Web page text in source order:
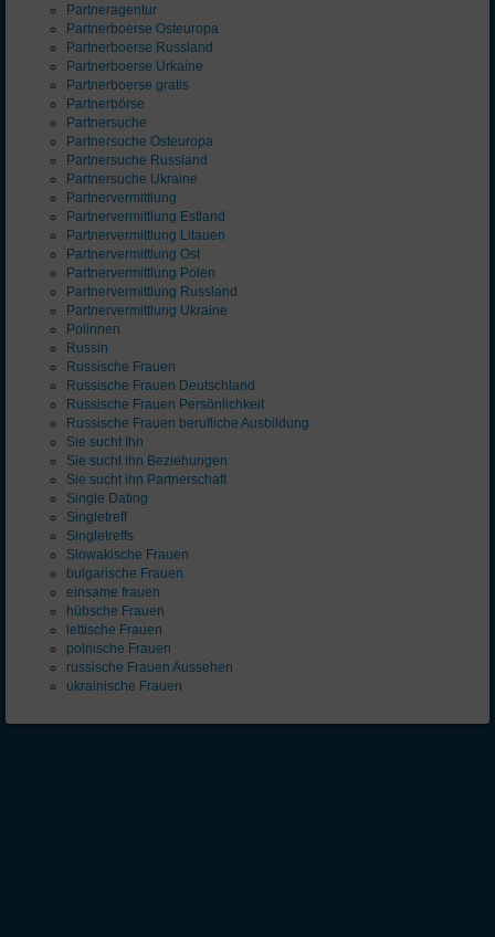
Partneragentur
Partnerboerse Osteuropa
Partnerboerse Russland
Partnerboerse Urkaine
Partnerboerse gratis
Partnerbörse
Partnersuche
Partnersuche Osteuropa
Partnersuche Russland
Partnersuche Ukraine
Partnervermittlung
Partnervermittlung Estland
Partnervermittlung Litauen
Partnervermittlung Ost
Partnervermittlung Polen
Partnervermittlung Russland
Partnervermittlung Ukraine
Polinnen
Russin
Russische Frauen
Russische Frauen Deutschland
Russische Frauen Persönlichkeit
Russische Frauen berufliche Ausbildung
Sie sucht Ihn
Sie sucht ihn Beziehungen
Sie sucht ihn Partnerschaft
Single Dating
Singletreff
Singletreffs
Slowakische Frauen
bulgarische Frauen
einsame frauen
hübsche Frauen
lettische Frauen
polnische Frauen
russische Frauen Aussehen
ukrainische Frauen